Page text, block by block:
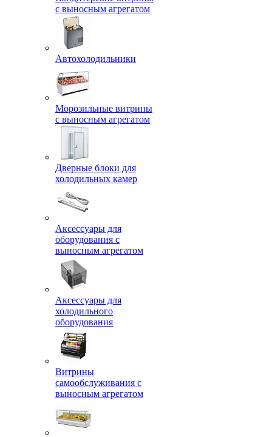
с выносным агрегатом
Автохолодильники
Морозильные витрины
с выносным агрегатом
Дверные блоки для
холодильных камер
Аксессуары для
оборудования с
выносным агрегатом
Аксессуары для
холодильного
оборудования
Витрины
самообслуживания с
выносным агрегатом